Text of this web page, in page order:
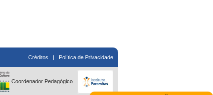
Créditos | Política de Privacidade
Coordenador Pedagógico